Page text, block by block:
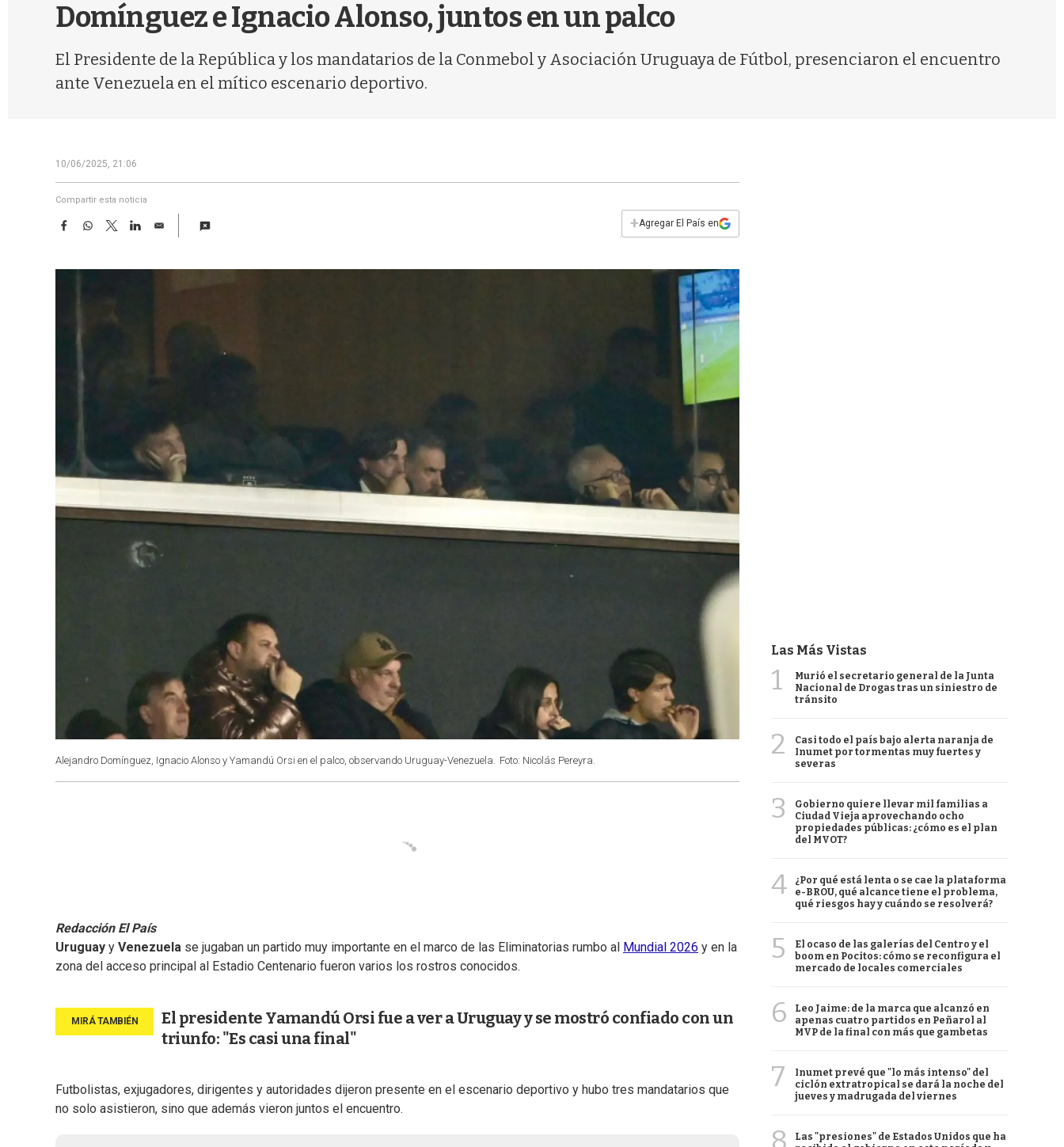
Domínguez e Ignacio Alonso, juntos en un palco
El Presidente de la República y los mandatarios de la Conmebol y Asociación Uruguaya de Fútbol, presenciaron el encuentro
ante Venezuela en el mítico escenario deportivo.
10/06/2025, 21:06
Compartir esta noticia
F
e
W
t
T
w
t
L
k
E
i
+Agregar El País en
Alejandro Domínguez, Ignacio Alonso y Yamandú Orsi en el palco, observando Uruguay-Venezuela. Foto: Nicolás Pereyra.
Redacción El País
Uruguay y Venezuela se jugaban un partido muy importante en el marco de las Eliminatorias rumbo al Mundial 2026 y en la
zona del acceso principal al Estadio Centenario fueron varios los rostros conocidos.
El presidente Yamandú Orsi fue a ver a Uruguay y se mostró confiado con un
triunfo: "Es casi una final"
Futbolistas, exjugadores, dirigentes y autoridades dijeron presente en el escenario deportivo y hubo tres mandatarios que
no solo asistieron, sino que además vieron juntos el encuentro.
Las Más Vistas
1
Murió el secretario general de la Junta
Nacional de Drogas tras un siniestro de
tránsito
2
Casi todo el país bajo alerta naranja de
Inumet por tormentas muy fuertes y
severas
3
Gobierno quiere llevar mil familias a
Ciudad Vieja aprovechando ocho
propiedades públicas: ¿cómo es el plan
del MVOT?
4
¿Por qué está lenta o se cae la plataforma
e-BROU, qué alcance tiene el problema,
qué riesgos hay y cuándo se resolverá?
5
El ocaso de las galerías del Centro y el
boom en Pocitos: cómo se reconfigura el
mercado de locales comerciales
6
Leo Jaime: de la marca que alcanzó en
apenas cuatro partidos en Peñarol al
MVP de la final con más que gambetas
7
Inumet prevé que "lo más intenso" del
ciclón extratropical se dará la noche del
jueves y madrugada del viernes
Las "presiones" de Estados Unidos que ha